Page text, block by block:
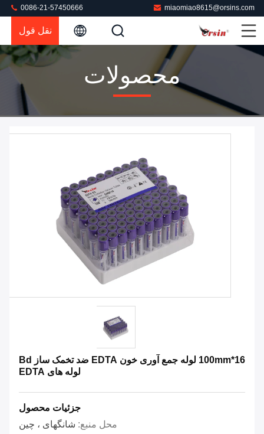
miaomiao8615@orsins.com
0086-21-57450666
نقل قول
محصولات
16*100mm لوله جمع آوری خون EDTA ضد تخمک ساز Bd
لوله های EDTA
جزئیات محصول
محل منبع: شانگهای ، چین